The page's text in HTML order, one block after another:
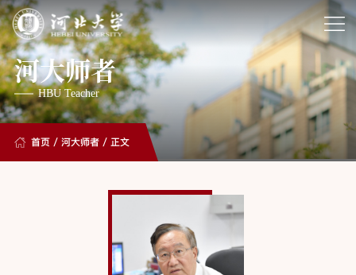
河大师者
HBU Teacher
首页 /河大师者 / 正文